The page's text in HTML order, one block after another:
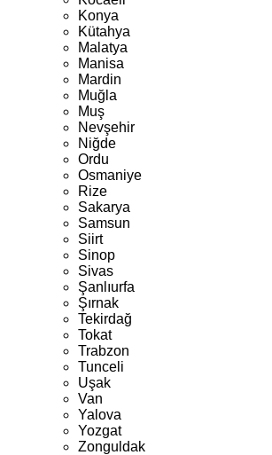
Konya
Kütahya
Malatya
Manisa
Mardin
Muğla
Muş
Nevşehir
Niğde
Ordu
Osmaniye
Rize
Sakarya
Samsun
Siirt
Sinop
Sivas
Şanlıurfa
Şırnak
Tekirdağ
Tokat
Trabzon
Tunceli
Uşak
Van
Yalova
Yozgat
Zonguldak